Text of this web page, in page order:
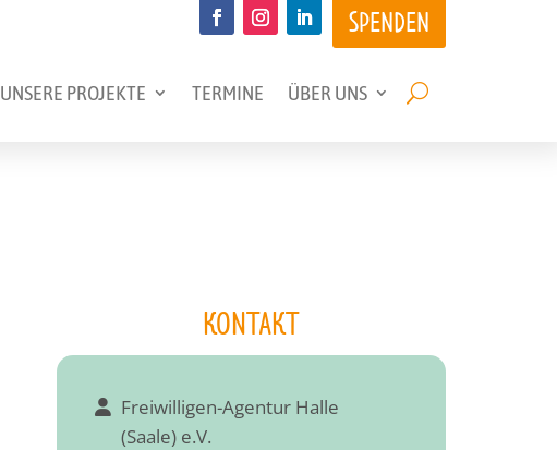
SPENDEN
UNSERE PROJEKTE TERMINE ÜBER UNS
KONTAKT
Freiwilligen-Agentur Halle
(Saale) e.V.